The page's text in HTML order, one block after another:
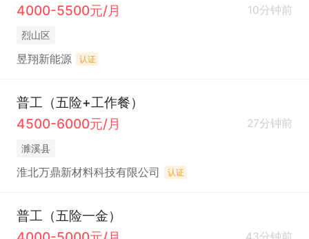
4000-5500元/月
10分钟前
烈山区
昱翔新能源 认证
普工（五险+工作餐）
4500-6000元/月
27分钟前
濉溪县
淮北万鼎新材料科技有限公司 认证
普工（五险一金）